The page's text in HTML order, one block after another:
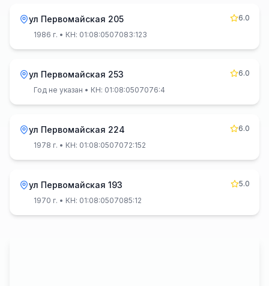
ул Первомайская 205
6.0
1986 г. • КН: 01:08:0507083:123
ул Первомайская 253
6.0
Год не указан • КН: 01:08:0507076:4
ул Первомайская 224
6.0
1978 г. • КН: 01:08:0507072:152
ул Первомайская 193
5.0
1970 г. • КН: 01:08:0507085:12